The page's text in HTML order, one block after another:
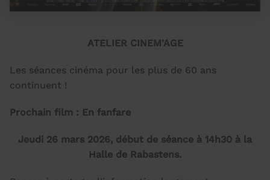
ATELIER CINEM'AGE
Les séances cinéma pour les plus de 60 ans
continuent !
Prochain film : En fanfare
Jeudi 26 mars 2026, début de séance à 14h30 à la
Halle de Rabastens.